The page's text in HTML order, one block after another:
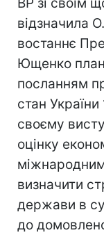
відзначила
востаннє
Ющенко
посланням
стан
своєму
оцінку
визначити
держави в
до